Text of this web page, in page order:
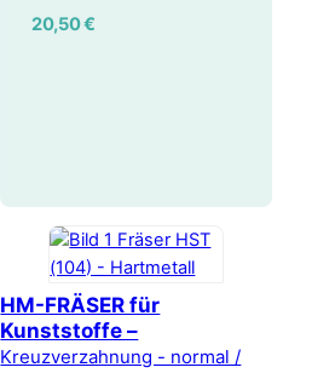
20,50€
HM-FRÄSER für
Kunststoffe –
Kreuzverzahnung - normal /